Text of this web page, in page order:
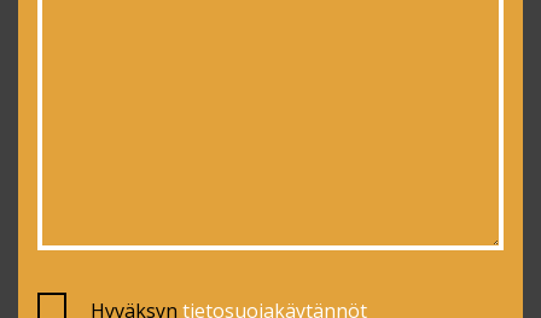
Hyväksyn tietosuojakäytännöt